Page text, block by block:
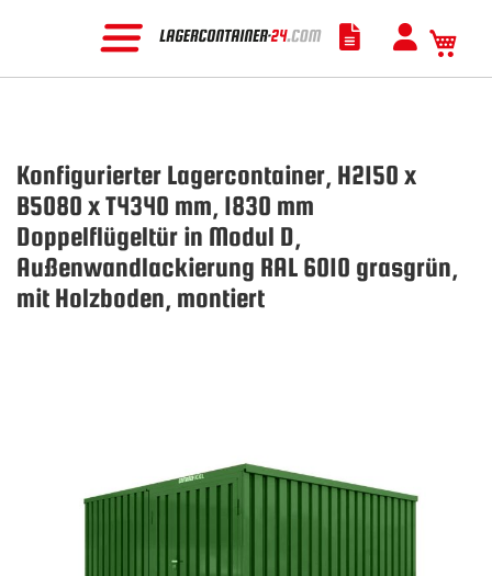
Konfigurierter Lagercontainer, H2150 x
B5080 x T4340 mm, 1830 mm
Doppelflügeltür in Modul D,
Außenwandlackierung RAL 6010 grasgrün,
mit Holzboden, montiert